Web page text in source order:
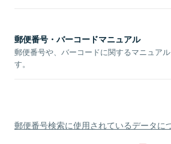
郵便番号・バーコードマニュアル
郵便番号や、バーコードに関するマニュア
す。
郵便番号検索に使用されているデータに